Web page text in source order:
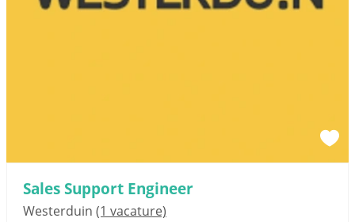
Sales Support Engineer
Westerduin (1 vacature)